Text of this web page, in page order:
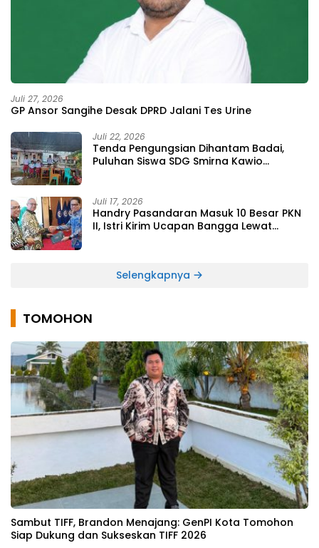
Juli 27, 2026
GP Ansor Sangihe Desak DPRD Jalani Tes Urine
Juli 22, 2026
Tenda Pengungsian Dihantam Badai,
Puluhan Siswa SDG Smirna Kawio
Juli 17, 2026
Handry Pasandaran Masuk 10 Besar PKN
II, Istri Kirim Ucapan Bangga Lewat
Selengkapnya
TOMOHON
Sambut TIFF, Brandon Menajang: ​GenPI Kota Tomohon
Siap Dukung dan Sukseskan TIFF 2026